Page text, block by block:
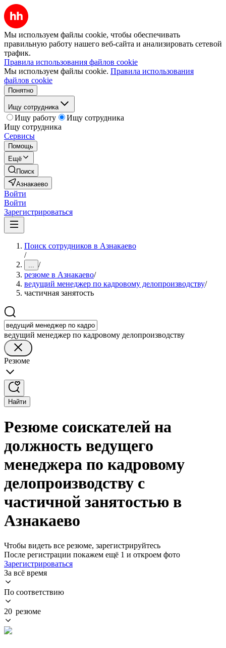
Мы используем файлы cookie, чтобы обеспечивать
правильную работу нашего веб-сайта и анализировать сетевой
трафик.
Правила использования файлов cookie
Мы используем файлы cookie. Правила использования
файлов cookie
Понятно
Ищу сотрудника
Ищу работу
Ищу сотрудника
Ищу сотрудника
Сервисы
Помощь
Ещё
Поиск
Азнакаево
Войти
Войти
Зарегистрироваться
Поиск сотрудников в Азнакаево
/
... /
резюме в Азнакаево/
ведущий менеджер по кадровому делопроизводству/
частичная занятость
ведущий менеджер по кадровому делопроизводству
Резюме
Найти
Резюме соискателей на
должность ведущего
менеджера по кадровому
делопроизводству с
частичной занятостью в
Азнакаево
Чтобы видеть все резюме, зарегистрируйтесь
После регистрации покажем ещё 1 и откроем фото
Зарегистрироваться
За всё время
По соответствию
20 резюме